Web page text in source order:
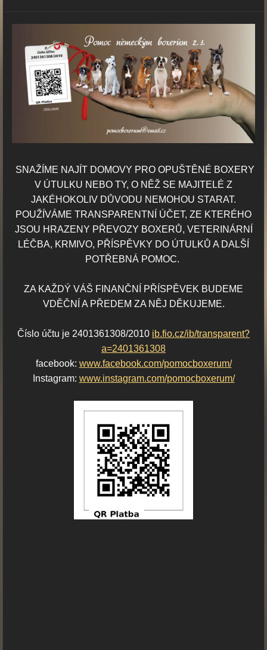
SNAŽÍME NAJÍT DOMOVY PRO OPUŠTĚNÉ BOXERY
V ÚTULKU NEBO TY, O NĚŽ SE MAJITELÉ Z
JAKÉHOKOLIV DŮVODU NEMOHOU STARAT.
POUŽÍVÁME TRANSPARENTNÍ ÚČET, ZE KTERÉHO
JSOU HRAZENY PŘEVOZY BOXERŮ, VETERINÁRNÍ
LÉČBA, KRMIVO, PŘÍSPĚVKY DO ÚTULKŮ A DALŠÍ
POTŘEBNÁ POMOC.
ZA KAŽDÝ VÁŠ FINANČNÍ PŘÍSPĚVEK BUDEME
VDĚČNÍ A PŘEDEM ZA NĚJ DĚKUJEME.
Číslo účtu je 2401361308/2010 ib.fio.cz/ib/transparent?
a=2401361308
facebook: www.facebook.com/pomocboxerum/
Instagram: www.instagram.com/pomocboxerum/